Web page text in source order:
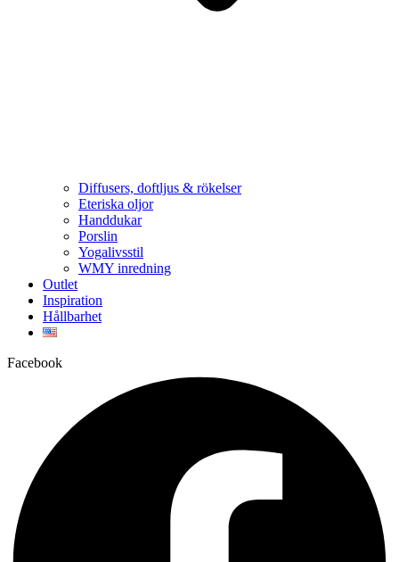
Diffusers, doftljus & rökelser
Eteriska oljor
Handdukar
Porslin
Yogalivsstil
WMY inredning
Outlet
Inspiration
Hållbarhet
Facebook